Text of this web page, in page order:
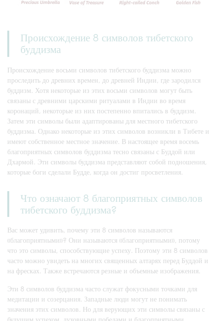
Происхождение 8 символов тибетского
буддизма
Происхождение восьми символов тибетского буддизма можно
проследить до древних времен, до древней Индии, где зародился
буддизм. Хотя некоторые из этих восьми символов могут быть
связаны с древними царскими ритуалами в Индии во время
коронаций, некоторые из них постепенно впитались в буддизм.
Затем эти символы были адаптированы для местного тибетского
буддизма. Однако некоторые из этих символов возникли в Тибете и
имеют собственное местное значение. В настоящее время восемь
благоприятных символов буддизма тесно связаны с Буддой или
Дхармой. Эти символы буддизма представляют собой подношения,
которые боги сделали Будде, когда он достиг просветления.
Что означают 8 благоприятных символов
тибетского буддизма?
Вас может удивить, почему эти 8 символов называются
«благоприятными»? Они называются «благоприятными», потому
что это символы, способствующие успеху. Поэтому эти 8 символов
часто можно увидеть на многих священных алтарях перед Буддой и
на фресках. Также встречаются резные и объемные изображения.
Эти 8 символов буддизма часто служат фокусными точками для
медитации и созерцания. Западные люди могут не понимать
значения этих символов. Но для верующих эти символы связаны с